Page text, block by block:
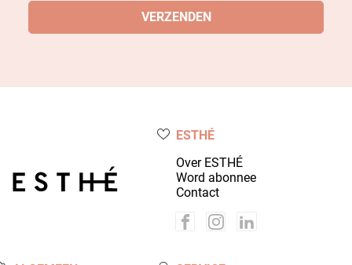
ESTHÉ
Over ESTHÉ
Word abonnee
Contact